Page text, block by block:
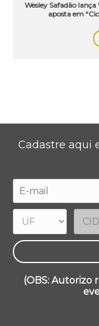
Wesley Safadão lança
aposta em
Cadastre aqui
(OBS: Autorizo